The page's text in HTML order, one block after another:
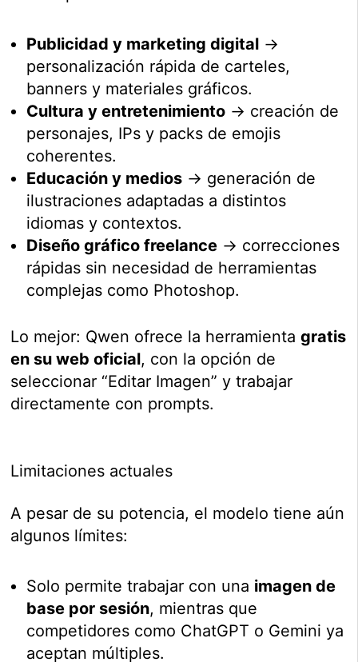
Publicidad y marketing digital →
personalización rápida de carteles,
banners y materiales gráficos.
Cultura y entretenimiento → creación de
personajes, IPs y packs de emojis
coherentes.
Educación y medios → generación de
ilustraciones adaptadas a distintos
idiomas y contextos.
Diseño gráfico freelance → correcciones
rápidas sin necesidad de herramientas
complejas como Photoshop.
Lo mejor: Qwen ofrece la herramientagratis
en su web oficial, con la opción de
seleccionar “Editar Imagen” y trabajar
directamente con prompts.
Limitaciones actuales
A pesar de su potencia, el modelo tiene aún
algunos límites:
Solo permite trabajar con una imagen de
base por sesión, mientras que
competidores como ChatGPT o Gemini ya
aceptan múltiples.